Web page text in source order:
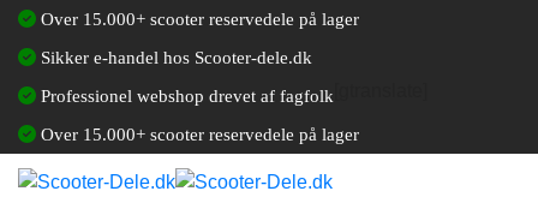
Fortsæt
indhold
Over 15.000+ scooter reservedele på lager
Sikker e-handel hos Scooter-dele.dk
Professionel webshop drevet af fagfolk
Over 15.000+ scooter reservedele på lager